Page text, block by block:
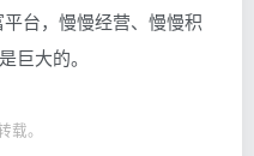
台，慢慢经营、慢慢积
巨大的。
。